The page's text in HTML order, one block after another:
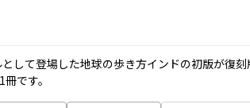
して登場した地球の歩き方インドの初版が復
です。